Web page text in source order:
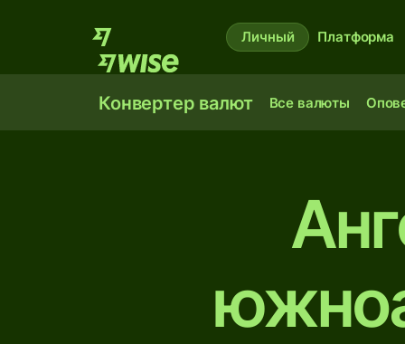
Личный Платформа
Конвертер валют Все валюты